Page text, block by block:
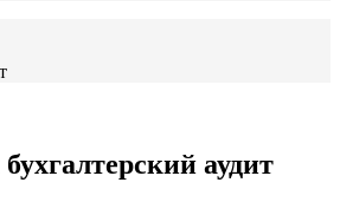
аудит